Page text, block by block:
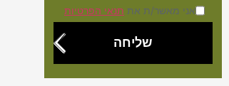
אני מאשר/ת את תנאי הפרטיות
שליחה